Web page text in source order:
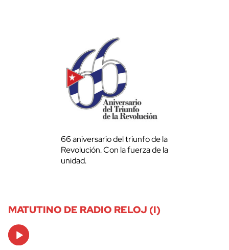
66 aniversario del triunfo de la
Revolución. Con la fuerza de la
unidad.
MATUTINO DE RADIO RELOJ (I)
Audio
Player